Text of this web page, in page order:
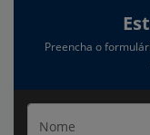
Preencha o